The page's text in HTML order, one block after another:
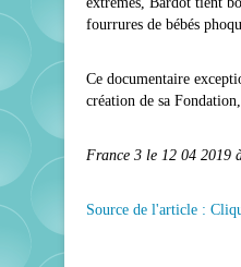
fourrures de bébés
Ce documentaire
création de sa
France 3 le 12 04 2019
Source de l'article :